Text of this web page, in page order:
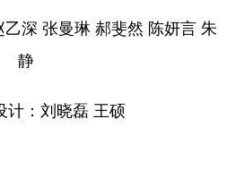
深 张曼琳 郝斐然 陈妍言 朱
静
：刘晓磊 王硕